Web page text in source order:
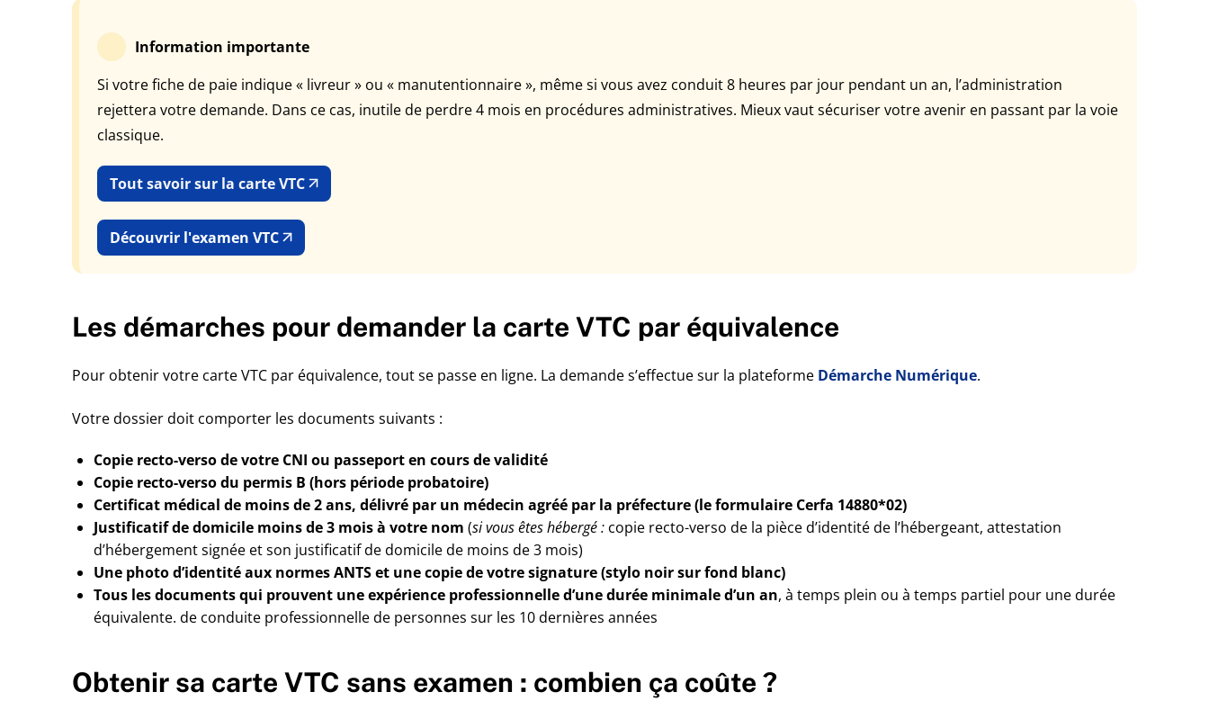
Information importante
Si votre fiche de paie indique « livreur » ou « manutentionnaire », même si vous avez conduit 8 heures par jour pendant un an, l’administration
rejettera votre demande. Dans ce cas, inutile de perdre 4 mois en procédures administratives. Mieux vaut sécuriser votre avenir en passant par la voie
classique.
Tout savoir sur la carte VTC
Découvrir l'examen VTC
Les démarches pour demander la carte VTC par équivalence
Pour obtenir votre carte VTC par équivalence, tout se passe en ligne. La demande s’effectue sur la plateforme Démarche Numérique.
Votre dossier doit comporter les documents suivants :
Copie recto-verso de votre CNI ou passeport en cours de validité
Copie recto-verso du permis B (hors période probatoire)
Certificat médical de moins de 2 ans, délivré par un médecin agréé par la préfecture (le formulaire Cerfa 14880*02)
Justificatif de domicile moins de 3 mois à votre nom (si vous êtes hébergé : copie recto-verso de la pièce d’identité de l’hébergeant, attestation
d’hébergement signée et son justificatif de domicile de moins de 3 mois)
Une photo d’identité aux normes ANTS et une copie de votre signature (stylo noir sur fond blanc)
Tous les documents qui prouvent une expérience professionnelle d’une durée minimale d’un an, à temps plein ou à temps partiel pour une durée
équivalente. de conduite professionnelle de personnes sur les 10 dernières années
Obtenir sa carte VTC sans examen : combien ça coûte ?